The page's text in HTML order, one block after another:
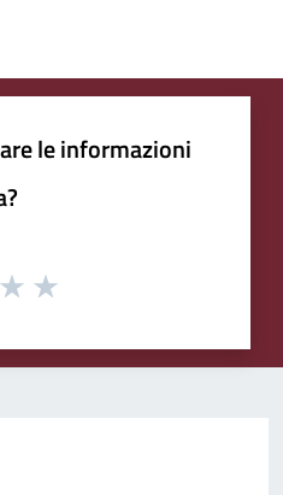
le informazioni